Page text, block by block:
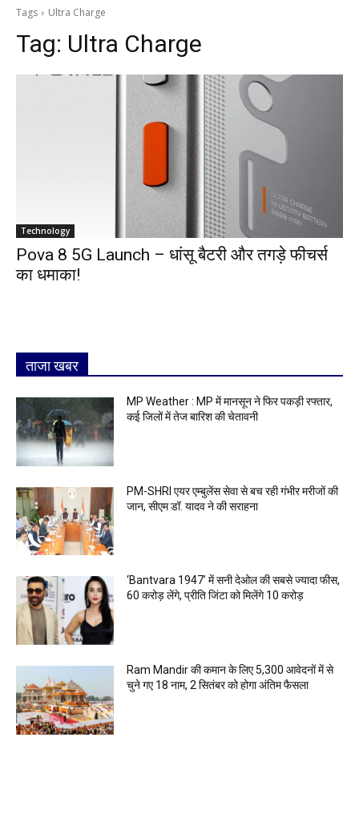
Tags Ultra Charge
Tag: Ultra Charge
Technology
Pova 8 5G Launch – धांसू बैटरी और तगड़े फीचर्स
का धमाका!
ताजा खबर
MP Weather : MP में मानसून ने फिर पकड़ी रफ्तार,
कई जिलों में तेज बारिश की चेतावनी
PM-SHRI एयर एम्बुलेंस सेवा से बच रही गंभीर मरीजों की
जान, सीएम डॉ. यादव ने की सराहना
‘Bantvara 1947’ में सनी देओल की सबसे ज्यादा फीस,
60 करोड़ लेंगे, प्रीति जिंटा को मिलेंगे 10 करोड़
Ram Mandir की कमान के लिए 5,300 आवेदनों में से
चुने गए 18 नाम, 2 सितंबर को होगा अंतिम फैसला